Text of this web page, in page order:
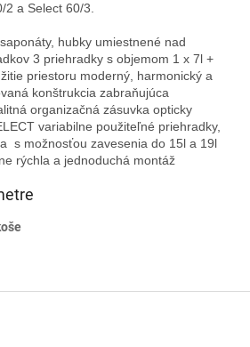
2 a Select 60/3.
hubky umiestnené nad
3 priehradky s objemom 1 x 7l +
priestoru moderný, harmonický a
konštrukcia zabraňujúca
organizačná zásuvka opticky
variabilne použiteľné priehradky,
s možnosťou zavesenia do 15l a 19l
rýchla a jednoduchá montáž